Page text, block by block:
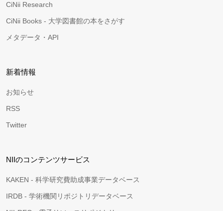
CiNii Research
CiNii Books - 大学図書館の本をさがす
メタデータ・API
新着情報
お知らせ
RSS
Twitter
NIIのコンテンツサービス
KAKEN - 科学研究費助成事業データベース
IRDB - 学術機関リポジトリデータベース